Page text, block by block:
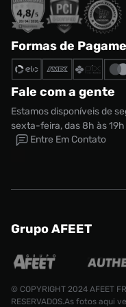
Formas de
Fale com a gente
Estamos disponíveis de
sexta-feira, das 8h às 19h
Entre Em Contato
Grupo AFEET
© COPYRIGHT 2024 AFEET
RESERVADOS.As fotos aqui